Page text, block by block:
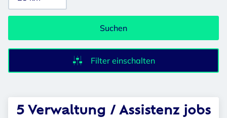
Suchen
Filter einschalten
5 Verwaltung / Assistenz jobs